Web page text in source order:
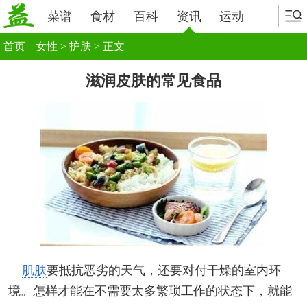
菜谱 食材 百科 资讯 运动
首页 女性 > 护肤 > 正文
滋润皮肤的常见食品
肌肤要抵抗恶劣的天气，还要对付干燥的室内环
境。怎样才能在不需要太多繁琐工作的状态下，就能